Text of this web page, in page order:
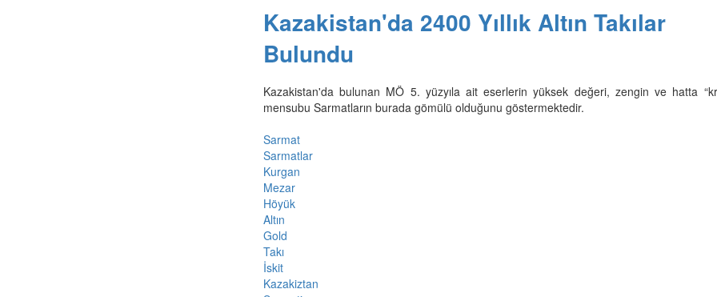
Kazakistan'da 2400 Yıllık Altın Takılar
Bulundu
Kazakistan'da bulunan MÖ 5. yüzyıla ait eserlerin yüksek değeri, zengin ve hatta
mensubu Sarmatların burada gömülü olduğunu göstermektedir.
Sarmat
Sarmatlar
Kurgan
Mezar
Höyük
Altın
Gold
Takı
İskit
Kazakiztan